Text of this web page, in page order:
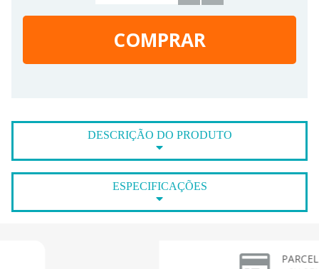
COMPRAR
DESCRIÇÃO DO PRODUTO
ESPECIFICAÇÕES
PARCELE EM ATÉ